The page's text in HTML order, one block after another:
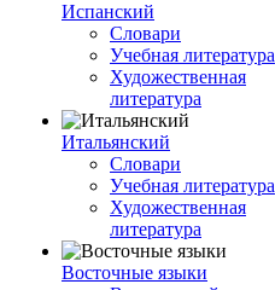
Испанский
Словари
Учебная литература
Художественная
литература
Итальянский
Словари
Учебная литература
Художественная
литература
Восточные языки